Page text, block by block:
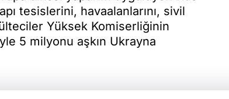
tesislerini, havaalanlarını, sivil
Yüksek Komiserliğinin
5 milyonu aşkın Ukrayna